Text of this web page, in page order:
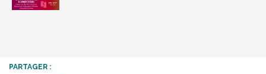
PARTAGER :